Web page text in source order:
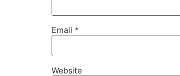
Email *
Website